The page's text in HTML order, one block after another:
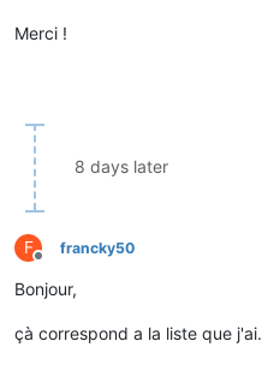
Merci !
8 days later
F
Offline
francky50
Bonjour,
çà correspond a la liste que j'ai.